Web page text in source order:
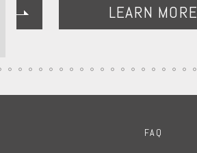
LEARN MORE
FAQ